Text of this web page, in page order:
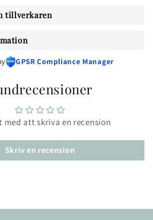
tillverkaren
GPSR Compliance Manager
med att skriva en recension
Skriv en recension